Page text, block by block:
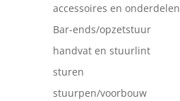
accessoires en onderdelen
Bar-ends/opzetstuur
handvat en stuurlint
sturen
stuurpen/voorbouw